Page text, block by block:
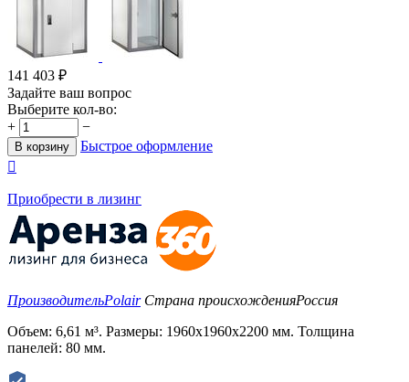
141 403 ₽
Задайте ваш вопрос
Выберите кол-во:
+
−
В корзину
Быстрое оформление

Приобрести в лизинг
ПроизводительPolair Страна происхожденияРоссия
Объем: 6,61 м³. Размеры: 1960х1960х2200 мм. Толщина
панелей: 80 мм.